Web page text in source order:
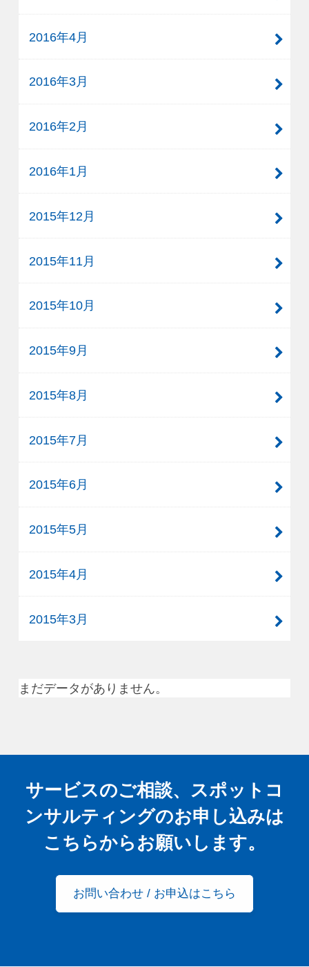
2016年4月
2016年3月
2016年2月
2016年1月
2015年12月
2015年11月
2015年10月
2015年9月
2015年8月
2015年7月
2015年6月
2015年5月
2015年4月
2015年3月
まだデータがありません。
サービスのご相談、スポットコ
ンサルティングのお申し込みは
こちらからお願いします。
お問い合わせ / お申込はこちら